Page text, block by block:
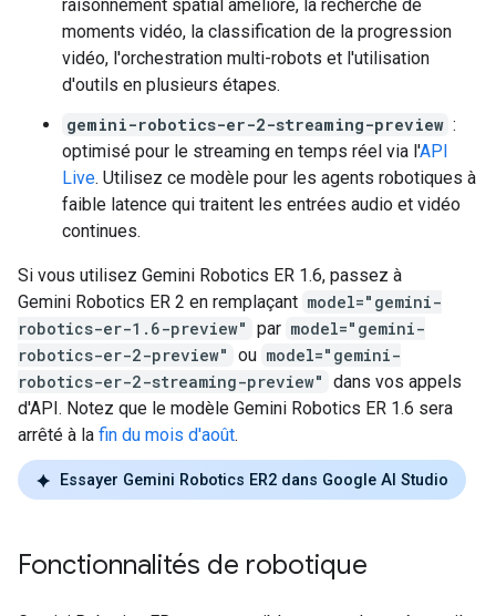
raisonnement spatial amélioré, la recherche de
moments vidéo, la classification de la progression
vidéo, l'orchestration multi-robots et l'utilisation
d'outils en plusieurs étapes.
gemini-robotics-er-2-streaming-preview :
optimisé pour le streaming en temps réel via l'API
Live. Utilisez ce modèle pour les agents robotiques à
faible latence qui traitent les entrées audio et vidéo
continues.
Si vous utilisez Gemini Robotics ER 1.6, passez à
Gemini Robotics ER 2 en remplaçant model="gemini-
robotics-er-1.6-preview" par model="gemini-
robotics-er-2-preview" ou model="gemini-
robotics-er-2-streaming-preview" dans vos appels
d'API. Notez que le modèle Gemini Robotics ER 1.6 sera
arrêté à la fin du mois d'août.
Essayer Gemini Robotics ER2 dans Google AI Studio
Fonctionnalités de robotique